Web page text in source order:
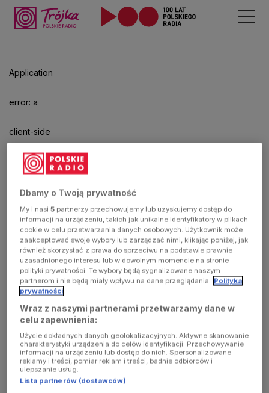
Application
error: a
client-side
exception
has
occurred
(see the
browser
console for
more
information)
aby
odtwarzać.
Dbamy o Twoją prywatność
My i nasi5 partnerzy przechowujemy lub uzyskujemy dostęp do
informacji na urządzeniu, takich jak unikalne identyfikatory w plikach
cookie w celu przetwarzania danych osobowych. Użytkownik może
zaakceptować swoje wybory lub zarządzać nimi, klikając poniżej, jak
również skorzystać z prawa do sprzeciwu na podstawie prawnie
uzasadnionego interesu lub w dowolnym momencie na stronie
polityki prywatności. Te wybory będą sygnalizowane naszym
partnerom i nie będą miały wpływu na dane przeglądania. Polityka
prywatności
Wraz z naszymi partnerami przetwarzamy dane w
celu zapewnienia:
Użycie dokładnych danych geolokalizacyjnych. Aktywne skanowanie
charakterystyki urządzenia do celów identyfikacji. Przechowywanie
informacji na urządzeniu lub dostęp do nich. Spersonalizowane
reklamy i treści, pomiar reklam i treści, badnie odbiorców i
ulepszanie usług.
Lista partnerów (dostawców)